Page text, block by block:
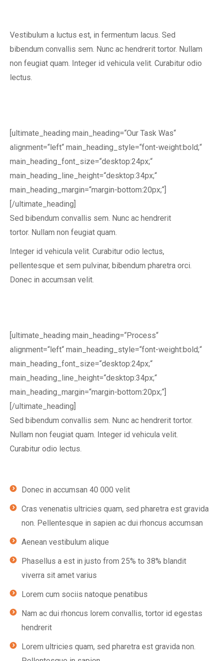
Vestibulum a luctus est, in fermentum lacus. Sed
bibendum convallis sem. Nunc ac hendrerit tortor. Nullam
non feugiat quam. Integer id vehicula velit. Curabitur odio
lectus.
[ultimate_heading main_heading=“Our Task Was“
alignment=“left“ main_heading_style=“font-weight:bold;“
main_heading_font_size=“desktop:24px;“
main_heading_line_height=“desktop:34px;“
main_heading_margin=“margin-bottom:20px;“]
[/ultimate_heading]
Sed bibendum convallis sem. Nunc ac hendrerit
tortor. Nullam non feugiat quam.
Integer id vehicula velit. Curabitur odio lectus,
pellentesque et sem pulvinar, bibendum pharetra orci.
Donec in accumsan velit.
[ultimate_heading main_heading=“Process“
alignment=“left“ main_heading_style=“font-weight:bold;“
main_heading_font_size=“desktop:24px;“
main_heading_line_height=“desktop:34px;“
main_heading_margin=“margin-bottom:20px;“]
[/ultimate_heading]
Sed bibendum convallis sem. Nunc ac hendrerit tortor.
Nullam non feugiat quam. Integer id vehicula velit.
Curabitur odio lectus.
Donec in accumsan 40 000 velit
Cras venenatis ultricies quam, sed pharetra est gravida
non. Pellentesque in sapien ac dui rhoncus accumsan
Aenean vestibulum alique
Phasellus a est in justo from 25% to 38% blandit
viverra sit amet varius
Lorem cum sociis natoque penatibus
Nam ac dui rhoncus lorem convallis, tortor id egestas
hendrerit
Lorem ultricies quam, sed pharetra est gravida non.